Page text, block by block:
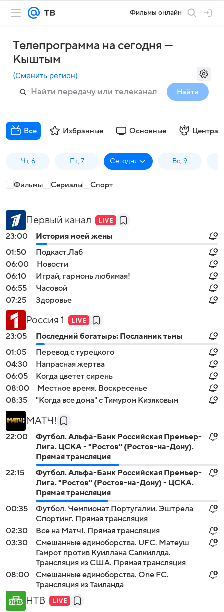
Фильмы онлайн
Телепрограмма на сегодня —
Кыштым
(Сменить регион)
Найти
Все Избранные Основные
Чт, 6 Пт, 7 Сегодня Вс, 9
Фильмы Сериалы Спорт
Первый канал
23:00
История моей жены
01:50
Подкаст.Лаб
06:00
Новости
06:10
Играй, гармонь любимая!
06:55
Часовой
07:25
Здоровье
Россия 1
23:05
Последний богатырь: Посланник тьмы
01:05
Перевод с турецкого
04:30
Напрасная жертва
06:05
Когда цветет сирень
08:00
Местное время. Воскресенье
08:35
"Когда все дома" с Тимуром Кизяковым
МАТЧ!
22:00
Футбол. Альфа-Банк Российская Премьер-
Лига. ЦСКА - "Ростов" (Ростов-на-Дону).
Прямая трансляция
22:15
Футбол. Альфа-Банк Российская Премьер-
Лига. "Ростов" (Ростов-на-Дону) - ЦСКА.
Прямая трансляция
00:35
Футбол. Чемпионат Португалии. Эштрела -
Спортинг. Прямая трансляция
02:30
Все на Матч!. Прямая трансляция
03:30
Смешанные единоборства. UFC. Матеуш
Гамрот против Куиллана Салкиллда.
Трансляция из США. Прямая трансляция
08:00
Смешанные единоборства. One FC.
Трансляция из Таиланда
НТВ